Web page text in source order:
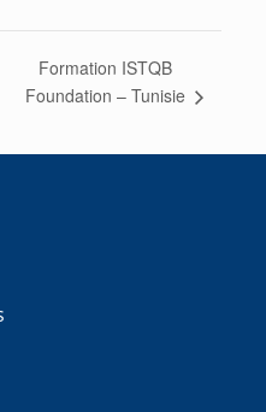
Formation ISTQB
Foundation – Tunisie